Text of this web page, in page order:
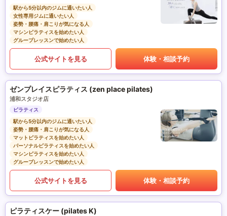
駅から5分以内のジムに通いたい人
女性専用ジムに通いたい人
姿勢・腰痛・肩こりが気になる人
マシンピラティスを始めたい人
グループレッスンで始めたい人
公式サイトを見る 体験・相談予約
ゼンプレイスピラティス (zen place pilates)
浦和スタジオ店
ピラティス
駅から5分以内のジムに通いたい人
姿勢・腰痛・肩こりが気になる人
マットピラティスを始めたい人
パーソナルピラティスを始めたい人
マシンピラティスを始めたい人
グループレッスンで始めたい人
公式サイトを見る 体験・相談予約
ピラティスケー (pilates K)